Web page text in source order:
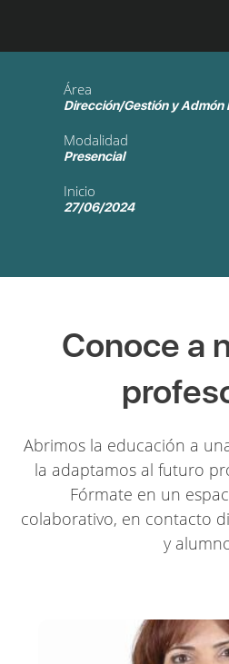
Área
Dirección/Gestión y Admón
Modalidad
Presencial
Inicio
27/06/2024
Conoce a
Abrimos la educación a
la adaptamos al futuro
Fórmate en un
colaborativo, en contacto
y